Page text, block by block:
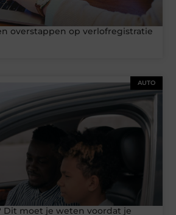
overstappen op verlofregistratie
AUTO
Dit moet je weten voordat je